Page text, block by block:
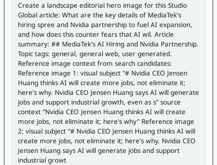
Create a landscape editorial hero image for this Studio
Global article: What are the key details of MediaTek's
hiring spree and Nvidia partnership to fuel AI expansion,
and how does this counter fears that AI wil. Article
summary: ## MediaTek's AI Hiring and Nvidia Partnership.
Topic tags: general, general web, user generated.
Reference image context from search candidates:
Reference image 1: visual subject "# Nvidia CEO Jensen
Huang thinks AI will create more jobs, not eliminate it;
here's why. Nvidia CEO Jensen Huang says AI will generate
jobs and support industrial growth, even as s" source
context "Nvidia CEO Jensen Huang thinks AI will create
more jobs, not eliminate it; here's why" Reference image
2: visual subject "# Nvidia CEO Jensen Huang thinks AI will
create more jobs, not eliminate it; here's why. Nvidia CEO
Jensen Huang says AI will generate jobs and support
industrial growt